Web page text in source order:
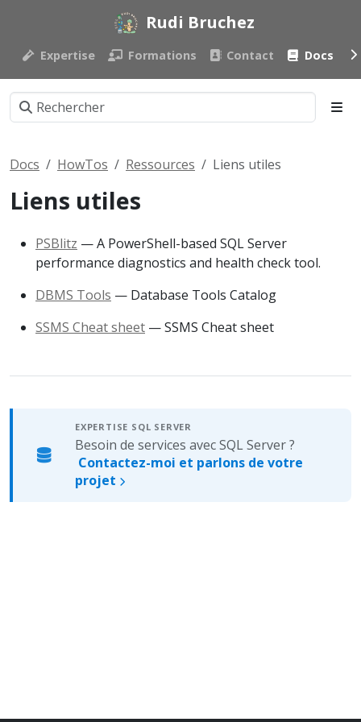
Rudi Bruchez
Expertise Formations Contact Docs
Docs HowTos Ressources Liens utiles
Liens utiles
PSBlitz — A PowerShell-based SQL Server
performance diagnostics and health check tool.
DBMS Tools — Database Tools Catalog
SSMS Cheat sheet — SSMS Cheat sheet
EXPERTISE SQL SERVER
Besoin de services avec SQL Server ?
Contactez-moi et parlons de votre
projet